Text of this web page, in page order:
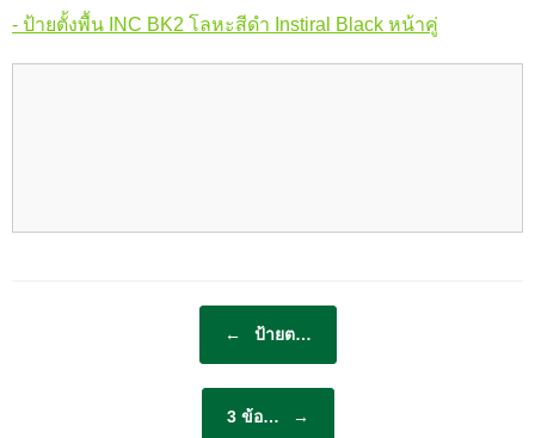
- ป้ายตั้งพื้น INC BK2 โลหะสีดำ Instiral Black หน้าคู่
← ป้ายต…
3 ข้อ… →